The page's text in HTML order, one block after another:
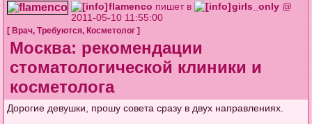
flamenco пишет в girls_only @
2011-05-10 11:55:00
[ Врач,Требуются, Косметолог ]
Москва: рекомендации
стоматологической клиники и
косметолога
Дорогие девушки, прошу совета сразу в двух направлениях.